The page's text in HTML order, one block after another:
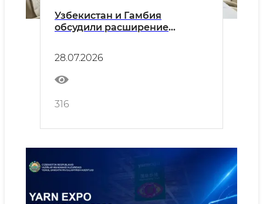
Узбекистан и Гамбия
обсудили расширение
28.07.2026
316